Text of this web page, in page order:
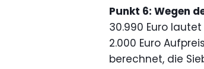
Punkt 6: Wegen
30.990 Euro
2.000 Euro
berechnet, die